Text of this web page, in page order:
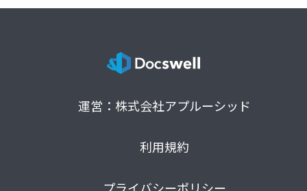
運営：株式会社アプルーシッド
利用規約